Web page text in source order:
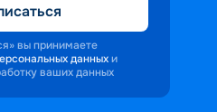
вы принимаете
данных и
ваших данных